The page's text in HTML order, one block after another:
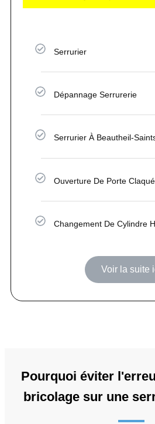
Serrurier
Dépannage Serrurerie
Serrurier À Beautheil-
Ouverture De Porte
Changement De Cylindre
Voir la suite
Pourquoi éviter
bricolage sur une